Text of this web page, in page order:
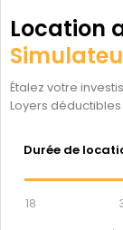
Location
Étalez votre
Loyers
Durée de
18